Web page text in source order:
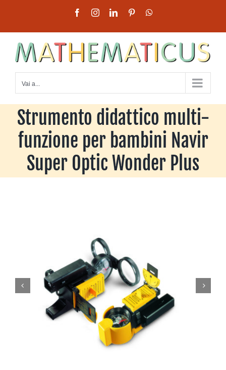
contenuto
FacebookInstagramLinkedInPinterest
Vai a...
Strumento didattico multi-
funzione per bambini Navir
Super Optic Wonder Plus